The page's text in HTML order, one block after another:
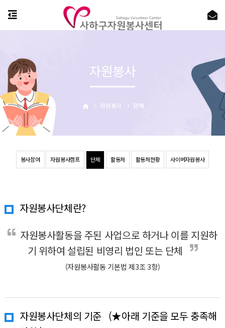
봉사참여 자원봉사캠프 단체 활동처 활동처현황 사이버자원봉사
자원봉사 단체
자원봉사
자원봉사단체란?
자원봉사활동을 주된 사업으로 하거나 이를 지원하
기 위하여 설립된 비영리 법인 또는 단체
(자원봉사활동 기본법 제3조 3항)
자원봉사단체의 기준 (★아래 기준을 모두 충족해